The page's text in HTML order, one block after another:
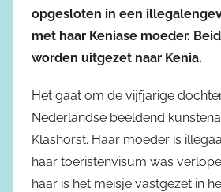
opgesloten in een
met haar Keniase moeder.
worden uitgezet naar Kenia.
Het gaat om de vijfjarige
Nederlandse beeldend
Klashorst. Haar moeder is
haar toeristenvisum was
haar is het meisje vastgezet in